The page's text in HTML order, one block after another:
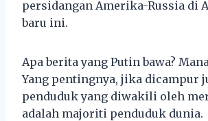
persidangan Amerika-Russia di
baru ini.
Apa berita yang Putin bawa?
Yang pentingnya, jika dicampur
penduduk yang diwakili oleh
adalah majoriti penduduk dunia.